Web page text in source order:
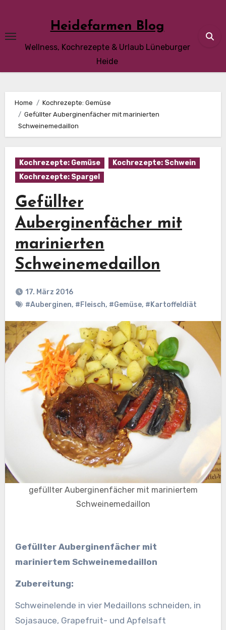
content
Heidefarmen Blog
Wellness, Kochrezepte & Urlaub Lüneburger
Heide
Home
Kochrezepte: Gemüse
Gefüllter Auberginenfächer mit marinierten
Schweinemedaillon
Kochrezepte: Gemüse
Kochrezepte: Schwein
Kochrezepte: Spargel
Gefüllter
Auberginenfächer mit
marinierten
Schweinemedaillon
17. März 2016
#Auberginen, #Fleisch, #Gemüse, #Kartoffeldiät
gefüllter Auberginenfächer mit mariniertem
Schweinemedaillon
Gefüllter Auberginenfächer mit
mariniertem Schweinemedaillon
Zubereitung:
Schweinelende in vier Medaillons schneiden, in
Sojasauce, Grapefruit- und Apfelsaft